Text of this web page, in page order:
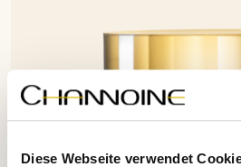
Diese Webseite verwendet